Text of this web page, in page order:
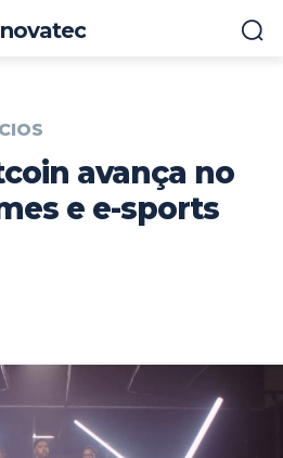
avança no
e e-sports